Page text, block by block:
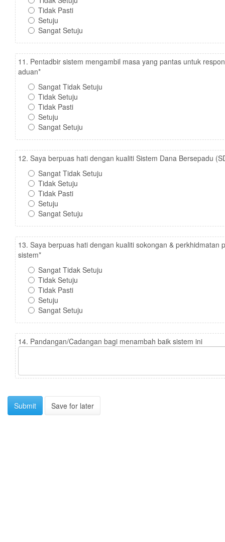
Tidak Pasti
Setuju
Sangat Setuju
11. Pentadbir sistem mengambil masa yang pantas untuk
aduan*
Sangat Tidak Setuju
Tidak Setuju
Tidak Pasti
Setuju
Sangat Setuju
12. Saya berpuas hati dengan kualiti Sistem Dana Bersepadu
Sangat Tidak Setuju
Tidak Setuju
Tidak Pasti
Setuju
Sangat Setuju
13. Saya berpuas hati dengan kualiti sokongan & perkhidmatan
sistem*
Sangat Tidak Setuju
Tidak Setuju
Tidak Pasti
Setuju
Sangat Setuju
14. Pandangan/Cadangan bagi menambah baik sistem ini
Submit Save for later